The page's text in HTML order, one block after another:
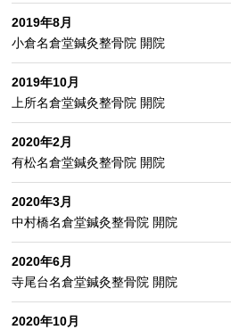
2019年8月
小倉名倉堂鍼灸整骨院 開院
2019年10月
上所名倉堂鍼灸整骨院 開院
2020年2月
有松名倉堂鍼灸整骨院 開院
2020年3月
中村橋名倉堂鍼灸整骨院 開院
2020年6月
寺尾台名倉堂鍼灸整骨院 開院
2020年10月